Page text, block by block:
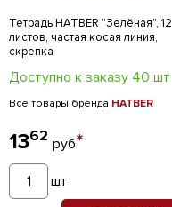
Тетрадь HATBER "Зелёная", 12
листов, частая косая линия,
скрепка
Доступно к заказу 40 шт
Все товары бренда HATBER
1362 руб*
шт